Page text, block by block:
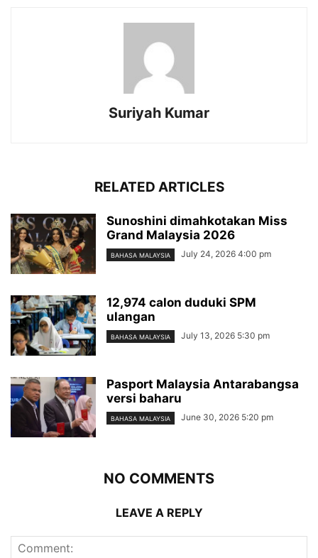
Suriyah Kumar
RELATED ARTICLES
Sunoshini dimahkotakan Miss
Grand Malaysia 2026
BAHASA MALAYSIA July 24, 2026 4:00 pm
12,974 calon duduki SPM
ulangan
BAHASA MALAYSIA July 13, 2026 5:30 pm
Pasport Malaysia Antarabangsa
versi baharu
BAHASA MALAYSIA June 30, 2026 5:20 pm
NO COMMENTS
LEAVE A REPLY